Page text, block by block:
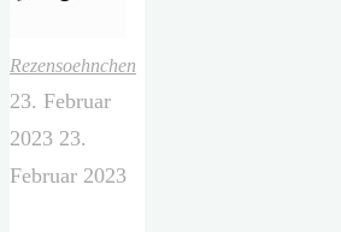
Rezensoehnchen
23. Februar
2023 23.
Februar 2023